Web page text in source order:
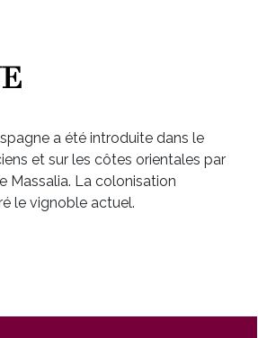
a été introduite dans le
et sur les côtes orientales par
Massalia. La colonisation
le vignoble actuel.